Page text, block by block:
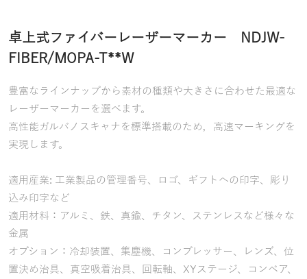
卓上式ファイバーレーザーマーカー NDJW-
FIBER/MOPA-T**W
豊富なラインナップから素材の種類や大きさに合わせた最適な
レーザーマーカーを選べます。
高性能ガルバノスキャナを標準搭載のため，高速マーキングを
実現します。
適用産業: 工業製品の管理番号、ロゴ、ギフトへの印字、彫り
込み印字など
適用材料：アルミ、鉄、真鍮、チタン、ステンレスなど様々な
金属
オプション：冷却装置、集塵機、コンプレッサー、レンズ、位
置決め治具、真空吸着治具、回転軸、XYステージ、コンペア、